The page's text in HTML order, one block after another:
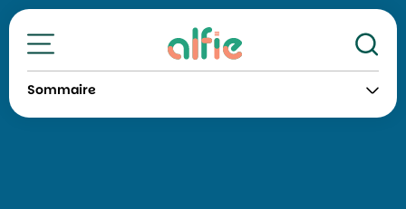
Toutes nos formations
Sommaire